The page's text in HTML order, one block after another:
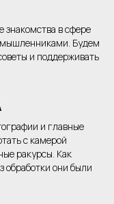
знакомства в сфере
Будем
и поддерживать
и главные
с камерой
ракурсы. Как
обработки они были